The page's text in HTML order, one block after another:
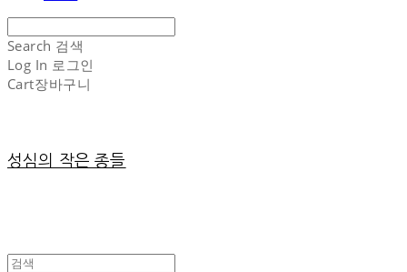
Search 검색
Log In 로그인
Cart장바구니
성심의 작은 종들